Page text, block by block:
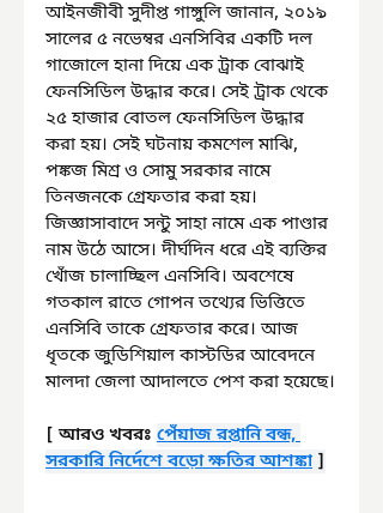
আইনজীবী সুদীপ্ত গাঙ্গুলি জানান, ২০১৯
সালের ৫ নভেম্বর এনসিবির একটি দল
গাজোলে হানা দিয়ে এক ট্রাক বোঝাই
ফেনসিডিল উদ্ধার করে। সেই ট্রাক থেকে
২৫ হাজার বোতল ফেনসিডিল উদ্ধার
করা হয়। সেই ঘটনায় কমশেল মাঝি,
পঙ্কজ মিশ্র ও সোমু সরকার নামে
তিনজনকে গ্রেফতার করা হয়।
জিজ্ঞাসাবাদে সন্টু সাহা নামে এক পাণ্ডার
নাম উঠে আসে। দীর্ঘদিন ধরে এই ব্যক্তির
খোঁজ চালাচ্ছিল এনসিবি। অবশেষে
গতকাল রাতে গোপন তথ্যের ভিত্তিতে
এনসিবি তাকে গ্রেফতার করে। আজ
ধৃতকে জুডিশিয়াল কাস্টডির আবেদনে
মালদা জেলা আদালতে পেশ করা হয়েছে।
[ আরও খবরঃ পেঁয়াজ রপ্তানি বন্ধ,
সরকারি নির্দেশে বড়ো ক্ষতির আশঙ্কা ]